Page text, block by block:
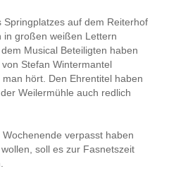
auf dem Reiterhof
in großen weißen Lettern
dem Musical Beteiligten haben
Stefan Wintermantel
hört. Den Ehrentitel haben
Weilermühle auch redlich
verpasst haben
soll es zur Fasnetszeit